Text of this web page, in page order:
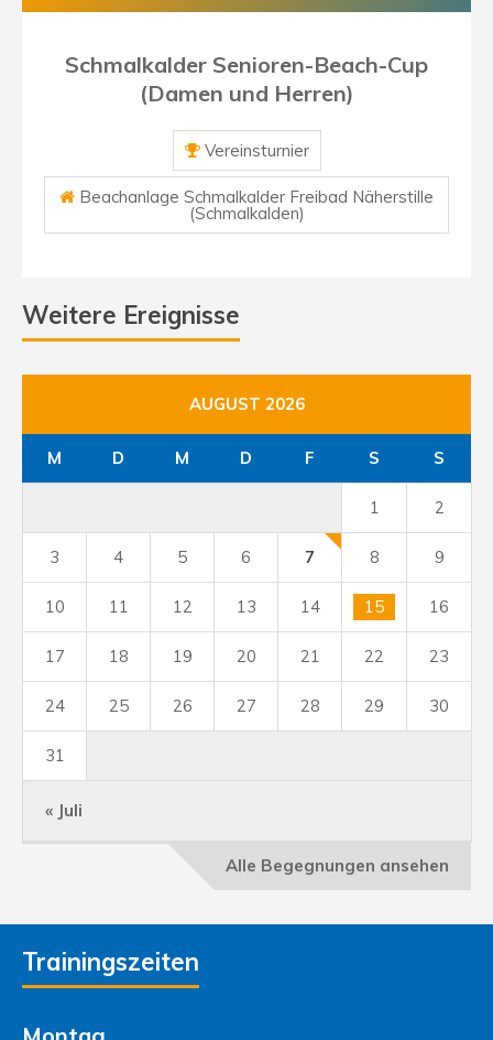
Schmalkalder Senioren-Beach-Cup
(Damen und Herren)
Vereinsturnier
Beachanlage Schmalkalder Freibad Näherstille
(Schmalkalden)
Weitere Ereignisse
AUGUST 2026
M D M D F S S
« Juli
1 2
3 4 5 6 7 8 9
10 11 12 13 14 15 16
17 18 19 20 21 22 23
24 25 26 27 28 29 30
31
Alle Begegnungen ansehen
Trainingszeiten